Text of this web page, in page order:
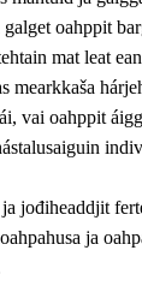
oahppit
mat leat
mearkkaša
vai oahppit
jođiheaddjit
ja